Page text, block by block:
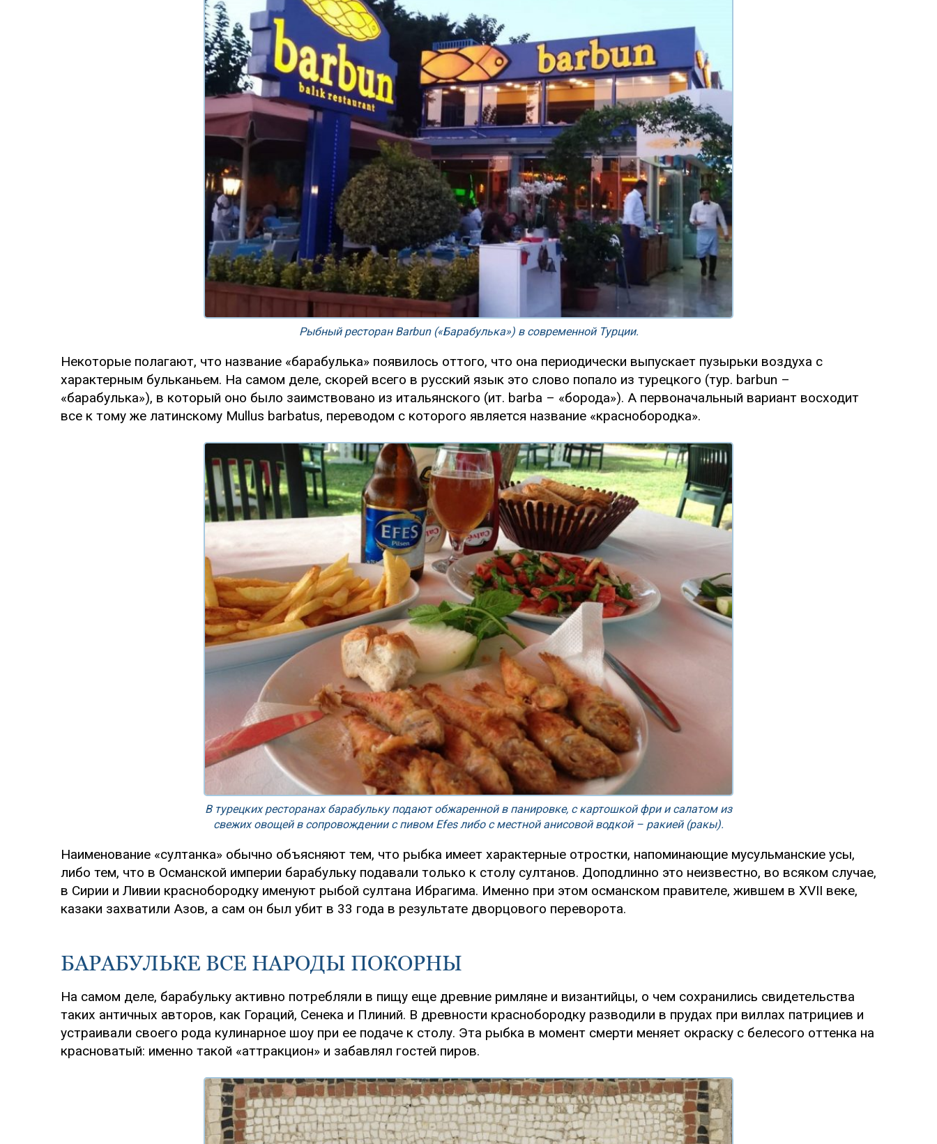
Рыбный ресторан Barbun («Барабулька») в современной Турции.
Некоторые полагают, что название «барабулька» появилось оттого, что она периодически выпускает пузырьки воздуха с
характерным бульканьем. На самом деле, скорей всего в русский язык это слово попало из турецкого (тур. barbun –
«барабулька»), в который оно было заимствовано из итальянского (ит. barba – «борода»). А первоначальный вариант восходит
все к тому же латинскому Mullus barbatus, переводом с которого является название «краснобородка».
В турецких ресторанах барабульку подают обжаренной в панировке, с картошкой фри и салатом из
свежих овощей в сопровождении с пивом Efes либо с местной анисовой водкой – ракией (ракы).
Наименование «султанка» обычно объясняют тем, что рыбка имеет характерные отростки, напоминающие мусульманские усы,
либо тем, что в Османской империи барабульку подавали только к столу султанов. Доподлинно это неизвестно, во всяком случае,
в Сирии и Ливии краснобородку именуют рыбой султана Ибрагима. Именно при этом османском правителе, жившем в XVII веке,
казаки захватили Азов, а сам он был убит в 33 года в результате дворцового переворота.
БАРАБУЛЬКЕ ВСЕ НАРОДЫ ПОКОРНЫ
На самом деле, барабульку активно потребляли в пищу еще древние римляне и византийцы, о чем сохранились свидетельства
таких античных авторов, как Гораций, Сенека и Плиний. В древности краснобородку разводили в прудах при виллах патрициев и
устраивали своего рода кулинарное шоу при ее подаче к столу. Эта рыбка в момент смерти меняет окраску с белесого оттенка на
красноватый: именно такой «аттракцион» и забавлял гостей пиров.